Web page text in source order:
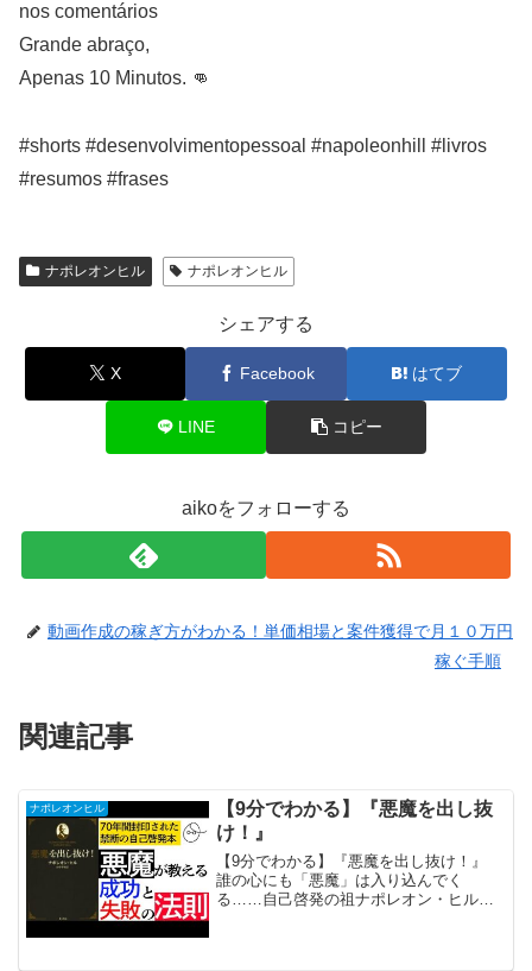
nos comentários
Grande abraço,
Apenas 10 Minutos. 👊
#shorts #desenvolvimentopessoal #napoleonhill #livros
#resumos #frases
ナポレオンヒル ナポレオンヒル
シェアする
X Facebook はてブ
LINE コピー
aikoをフォローする
動画作成の稼ぎ方がわかる！単価相場と案件獲得で月１０万円
稼ぐ手順
関連記事
ナポレオンヒル
【9分でわかる】『悪魔を出し抜
け！』
【9分でわかる】『悪魔を出し抜け！』
誰の心にも「悪魔」は入り込んでく
る……自己啓発の祖ナポレオン・ヒルが